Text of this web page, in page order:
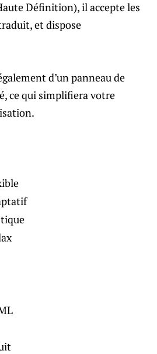
Définition), il accepte les
et dispose
d’un panneau de
ce qui simplifiera votre